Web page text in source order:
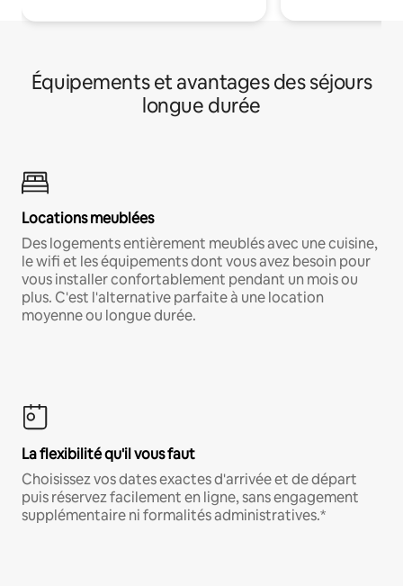
Équipements et avantages des séjours
longue durée
Locations meublées
Des logements entièrement meublés avec une cuisine,
le wifi et les équipements dont vous avez besoin pour
vous installer confortablement pendant un mois ou
plus. C'est l'alternative parfaite à une location
moyenne ou longue durée.
La flexibilité qu'il vous faut
Choisissez vos dates exactes d'arrivée et de départ
puis réservez facilement en ligne, sans engagement
supplémentaire ni formalités administratives.*